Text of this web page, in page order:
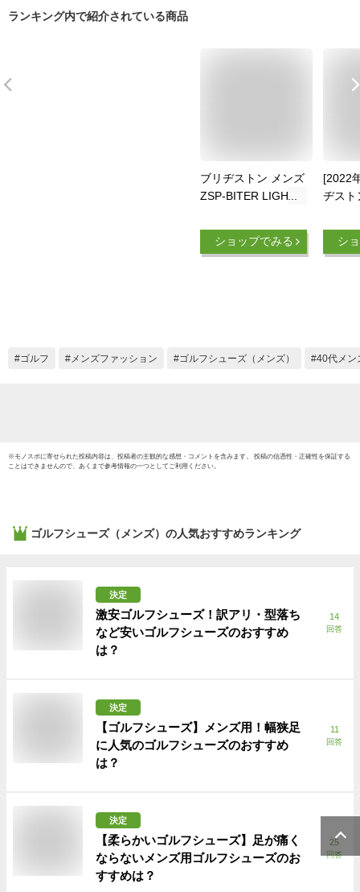
ランキング内で紹介されている商品
ブリヂストン メンズ
ZSP-BITER LIGHT
バイター ライト ニ
ット ボア スパイク
ショップでみる
[2022
ヂスト
BOA
バイ
シ
ゴルフ メンズファッション ゴルフシューズ（メンズ） 40代メン
※モノスポに寄せられた投稿内容は、投稿者の主観的な感想・コメントを含みます。 投稿の信憑性・正確性を保証する
ことはできませんので、あくまで参考情報の一つとしてご利用ください。
ゴルフシューズ（メンズ） の人気おすすめランキング
決定
激安ゴルフシューズ！訳アリ・型落ち
など安いゴルフシューズのおすすめ
は？
14
回答
決定
【ゴルフシューズ】メンズ用！幅狭足
に人気のゴルフシューズのおすすめ
は？
11
回答
決定
【柔らかいゴルフシューズ】足が痛く
ならないメンズ用ゴルフシューズのお
すすめは？
25
回答